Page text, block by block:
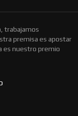
trabajamos
premisa es apostar
es nuestro premio